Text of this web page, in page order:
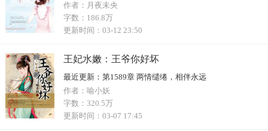
作者： 月夜未央
字数： 186.8万
更新时间： 03-12 23:50
王妃水嫩：王爷你好坏
最近更新： 第1589章 两情缱绻，相伴永远
作者： 喻小妖
字数： 320.5万
更新时间： 03-07 17:45